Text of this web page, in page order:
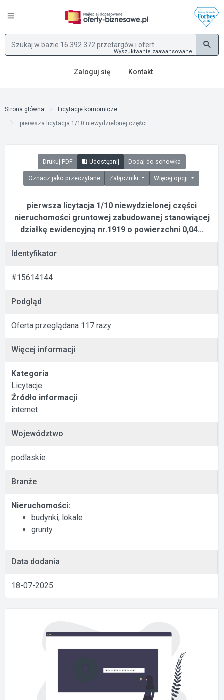
Wyszukiwanie zaawansowane
Zaloguj się Kontakt
Strona główna
Licytacje komornicze
pierwsza licytacja 1/10 niewydzielonej części...
Drukuj PDF Udostępnij Dodaj do schowka
Oznacz jako przeczytane Załączniki Więcej opcji
pierwsza licytacja 1/10 niewydzielonej części
nieruchomości gruntowej zabudowanej stanowiącej
działkę ewidencyjną nr.1919 o powierzchni 0,04...
Identyfikator
#15614144
Podgląd
Oferta przeglądana 117 razy
Więcej informacji
Kategoria
Licytacje
Źródło informacji
internet
Województwo
podlaskie
Branże
Nieruchomości:
budynki, lokale
grunty
Data dodania
18-07-2025